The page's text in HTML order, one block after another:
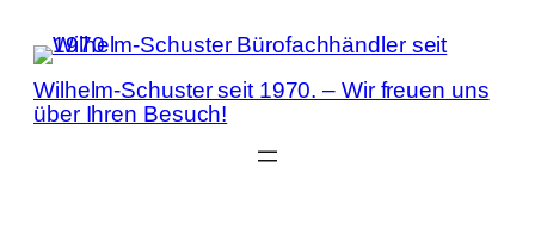
Inhalt
springen
Wilhelm-Schuster seit 1970. – Wir freuen uns
über Ihren Besuch!